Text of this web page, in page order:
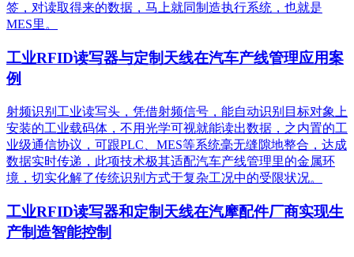
签，对读取得来的数据，马上就同制造执行系统，也就是
MES里。
工业RFID读写器与定制天线在汽车产线管理应用案
例
射频识别工业读写头，凭借射频信号，能自动识别目标对象上
安装的工业载码体，不用光学可视就能读出数据，之内置的工
业级通信协议，可跟PLC、MES等系统毫无缝隙地整合，达成
数据实时传递，此项技术极其适配汽车产线管理里的金属环
境，切实化解了传统识别方式于复杂工况中的受限状况。
工业RFID读写器和定制天线在汽摩配件厂商实现生
产制造智能控制